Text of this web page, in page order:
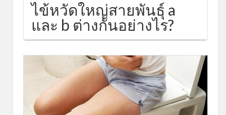
ไข้หวัดใหญ่สายพันธุ์ a
และ b ต่างกันอย่างไร?